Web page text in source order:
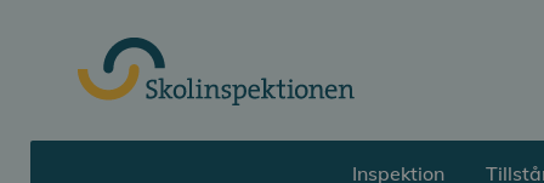
Till huvudinnehåll
Inspektion